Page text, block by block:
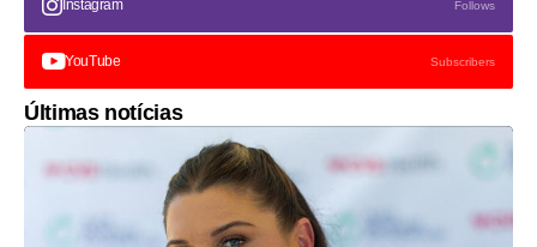
Instagram Follows
YouTube Subscribers
Últimas notícias